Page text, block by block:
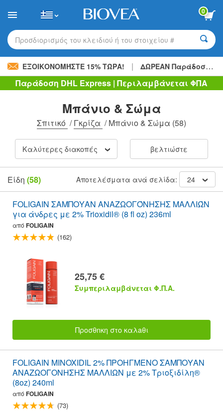
note:
website
includes
accessibility
system.
0
Προσδιορισμός του κλειδιού ή του στοιχείου #
ΕΞΟΙΚΟΝΟΜΉΣΤΕ 15% ΤΏΡΑ! | ΔΩΡΕΑΝ Παράδοση
Παράδοση DHL Express | Περιλαμβάνεται ΦΠΑ
Μπάνιο & Σώμα
Σπιτικό /Γκρίζα /Μπάνιο & Σώμα (58)
Καλύτερες διακοπές βελτιώστε
Είδη (58) Αποτελέσματα ανά σελίδα: 24
FOLIGAIN ΣΑΜΠΟΥΑΝ ΑΝΑΖΩΟΓΌΝΗΣΗΣ ΜΑΛΛΙΏΝ
για άνδρες με 2% Trioxidil® (8 fl oz) 236ml
από FOLIGAIN
(162)
25,75 €
Συμπεριλαμβάνεται Φ.Π.Α.
Προσθnκη στο καλaθι
FOLIGAIN MINOXIDIL 2% ΠΡΟΗΓΜΕΝΟ ΣΑΜΠΟΥΑΝ
ΑΝΑΖΩΟΓΟΝΗΣΗΣ ΜΑΛΛΙΩΝ με 2% Τριοξιδίλη®
(8oz) 240ml
από FOLIGAIN
(73)